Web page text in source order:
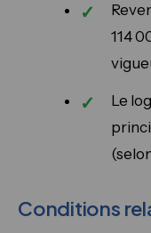
114
Le
Conditions